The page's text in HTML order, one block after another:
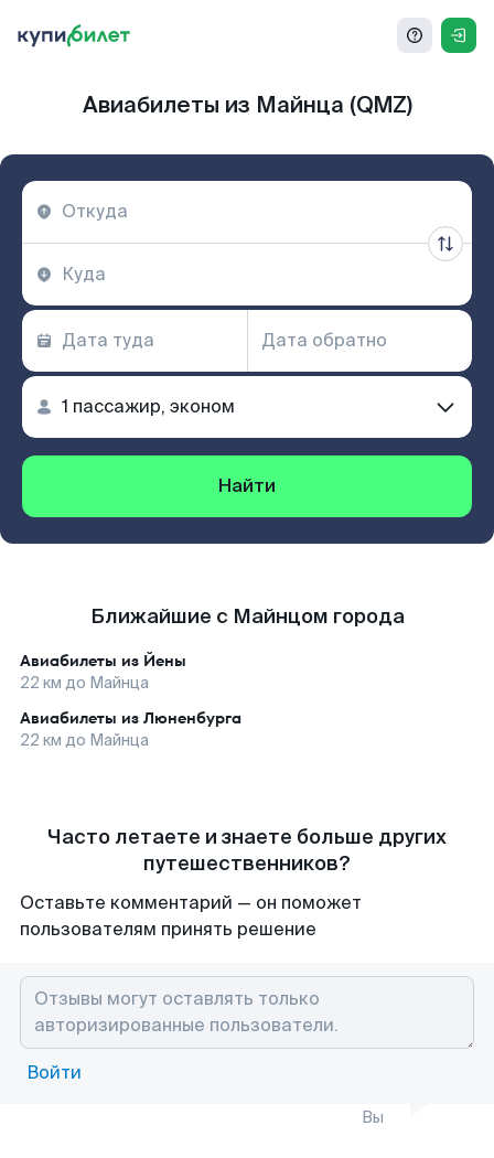
Авиабилеты из Майнца (QMZ)
Найти
Ближайшие с Майнцом города
Авиабилеты из Йены
22 км до Майнца
Авиабилеты из Люненбурга
22 км до Майнца
Часто летаете и знаете больше других
путешественников?
Оставьте комментарий — он поможет
пользователям принять решение
Войти
Вы